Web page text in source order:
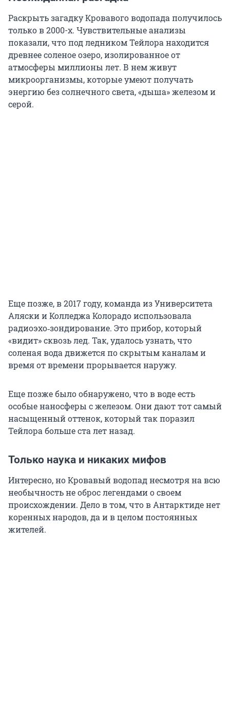
Раскрыть загадку Кровавого водопада получилось
только в 2000-х. Чувствительные анализы
показали, что под ледником Тейлора находится
древнее соленое озеро, изолированное от
атмосферы миллионы лет. В нем живут
микроорганизмы, которые умеют получать
энергию без солнечного света, «дыша» железом и
серой.
Еще позже, в 2017 году, команда из Университета
Аляски и Колледжа Колорадо использовала
радиоэхо‑зондирование. Это прибор, который
«видит» сквозь лед. Так, удалось узнать, что
соленая вода движется по скрытым каналам и
время от времени прорывается наружу.
Еще позже было обнаружено, что в воде есть
особые наносферы с железом. Они дают тот самый
насыщенный оттенок, который так поразил
Тейлора больше ста лет назад.
Только наука и никаких мифов
Интересно, но Кровавый водопад несмотря на всю
необычность не оброс легендами о своем
происхождении. Дело в том, что в Антарктиде нет
коренных народов, да и в целом постоянных
жителей.